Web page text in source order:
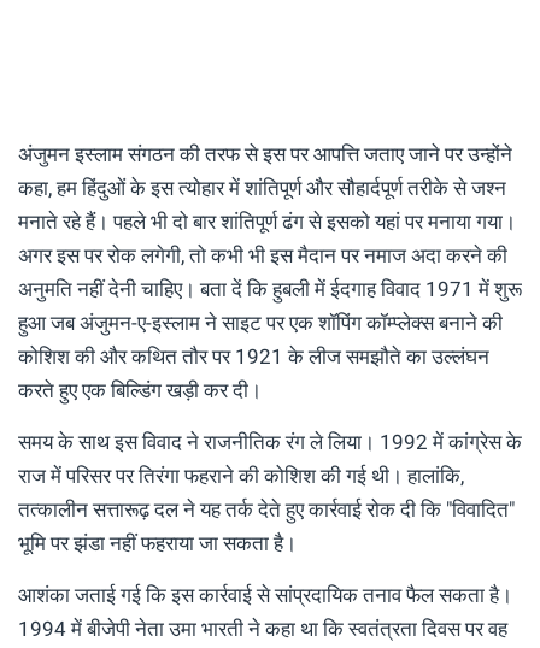
अंजुमन इस्लाम संगठन की तरफ से इस पर आपत्ति जताए जाने पर उन्होंने
कहा, हम हिंदुओं के इस त्योहार में शांतिपूर्ण और सौहार्दपूर्ण तरीके से जश्न
मनाते रहे हैं। पहले भी दो बार शांतिपूर्ण ढंग से इसको यहां पर मनाया गया।
अगर इस पर रोक लगेगी, तो कभी भी इस मैदान पर नमाज अदा करने की
अनुमति नहीं देनी चाहिए। बता दें कि हुबली में ईदगाह विवाद 1971 में शुरू
हुआ जब अंजुमन-ए-इस्लाम ने साइट पर एक शॉपिंग कॉम्प्लेक्स बनाने की
कोशिश की और कथित तौर पर 1921 के लीज समझौते का उल्लंघन
करते हुए एक बिल्डिंग खड़ी कर दी।
समय के साथ इस विवाद ने राजनीतिक रंग ले लिया। 1992 में कांग्रेस के
राज में परिसर पर तिरंगा फहराने की कोशिश की गई थी। हालांकि,
तत्कालीन सत्तारूढ़ दल ने यह तर्क देते हुए कार्रवाई रोक दी कि "विवादित"
भूमि पर झंडा नहीं फहराया जा सकता है।
आशंका जताई गई कि इस कार्रवाई से सांप्रदायिक तनाव फैल सकता है।
1994 में बीजेपी नेता उमा भारती ने कहा था कि स्वतंत्रता दिवस पर वह